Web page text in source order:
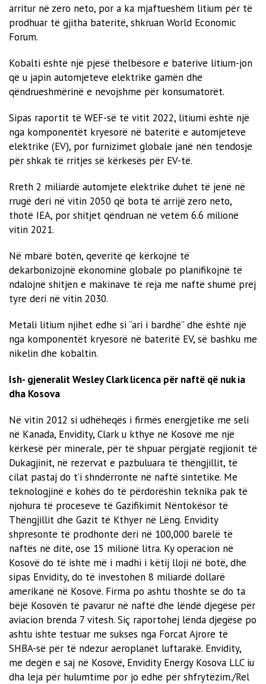
arritur në zero neto, por a ka mjaftueshëm litium për të
prodhuar të gjitha bateritë, shkruan World Economic
Forum.
Kobalti është një pjesë thelbësore e baterive litium-jon
që u japin automjeteve elektrike gamën dhe
qëndrueshmërinë e nevojshme për konsumatorët.
Sipas raportit të WEF-së të vitit 2022, litiumi është një
nga komponentët kryesorë në bateritë e automjeteve
elektrike (EV), por furnizimet globale janë nën tendosje
për shkak të rritjes së kërkesës për EV-të.
Rreth 2 miliardë automjete elektrike duhet të jenë në
rrugë deri në vitin 2050 që bota të arrijë zero neto,
thotë IEA, por shitjet qëndruan në vetëm 6.6 milionë
vitin 2021.
Në mbarë botën, qeveritë që kërkojnë të
dekarbonizojnë ekonominë globale po planifikojnë të
ndalojnë shitjen e makinave të reja me naftë shumë prej
tyre deri në vitin 2030.
Metali litium njihet edhe si “ari i bardhë” dhe është një
nga komponentët kryesorë në bateritë EV, së bashku me
nikelin dhe kobaltin.
Ish- gjeneralit Wesley Clark licenca për naftë që nuk ia
dha Kosova
Në vitin 2012 si udhëheqës i firmës energjetike me seli
në Kanada, Envidity, Clark u kthye në Kosovë me një
kërkesë për minerale, për të shpuar përgjatë regjionit të
Dukagjinit, në rezervat e pazbuluara të thëngjillit, të
cilat pastaj do t’i shndërronte në naftë sintetike. Me
teknologjinë e kohës do të përdorëshin teknika pak të
njohura të proceseve të Gazifikimit Nëntokësor të
Thëngjillit dhe Gazit të Kthyer në Lëng. Envidity
shpresonte të prodhonte deri në 100,000 barelë të
naftës në ditë, ose 15 milionë litra. Ky operacion në
Kosovë do të ishte më i madhi i këtij lloji në botë, dhe
sipas Envidity, do të investohen 8 miliardë dollarë
amerikanë në Kosovë. Firma po ashtu thoshte se do ta
bëjë Kosovën të pavarur në naftë dhe lëndë djegëse për
aviacion brenda 7 vitesh. Siç raportohej lënda djegëse po
ashtu ishte testuar me sukses nga Forcat Ajrore të
SHBA-së për të ndezur aeroplanët luftarakë. Envidity,
me degën e saj në Kosovë, Envidity Energy Kosova LLC iu
dha leja për hulumtime por jo edhe për shfrytëzim./Rel